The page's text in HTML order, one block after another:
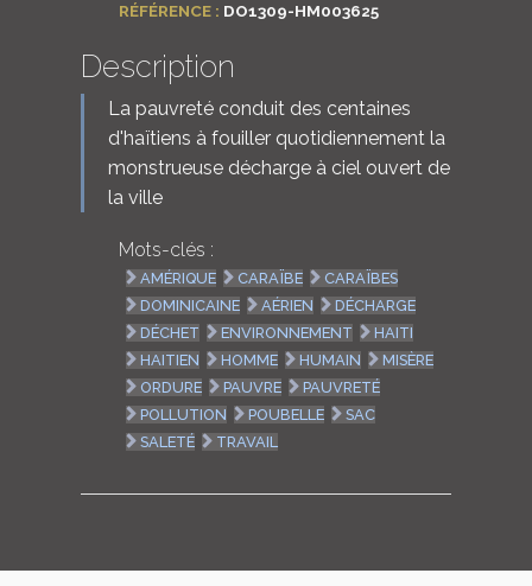
RÉFÉRENCE : DO1309-HM003625
Description
La pauvreté conduit des centaines
d'haïtiens à fouiller quotidiennement la
monstrueuse décharge à ciel ouvert de
la ville
Mots-clés :
AMÉRIQUE CARAÏBE
CARAÏBES
DOMINICAINE
AÉRIEN
DÉCHARGE
DÉCHET
ENVIRONNEMENT
HAITI
HAITIEN
HOMME HUMAIN
MISÈRE
ORDURE
PAUVRE
PAUVRETÉ
POLLUTION
POUBELLE
SAC
SALETÉ
TRAVAIL